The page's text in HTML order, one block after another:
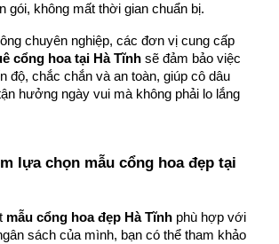
gói, không mất thời gian chuẩn bị.
chuyên nghiệp, các đơn vị cung cấp
cổng hoa tại Hà Tĩnh sẽ đảm bảo việc
độ, chắc chắn và an toàn, giúp cô dâu
hưởng ngày vui mà không phải lo lắng
lựa chọn mẫu cổng hoa đẹp tại
mẫu cổng hoa đẹp Hà Tĩnh phù hợp với
sách của mình, bạn có thể tham khảo